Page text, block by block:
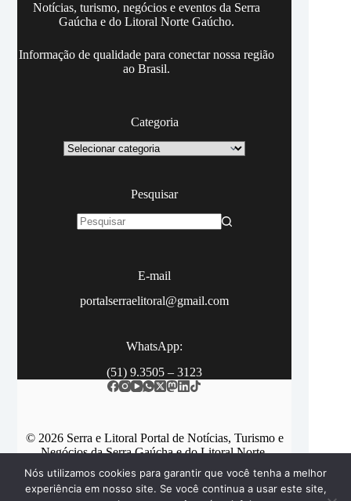
Notícias, turismo, negócios e eventos da Serra
Gaúcha e do Litoral Norte Gaúcho.
Informação de qualidade para conectar nossa região
ao Brasil.
Categoria
Categoria
Pesquisar
E-mail
portalserraelitoral@gmail.com
WhatsApp:
(51) 9.3505 – 3123
© 2026 Serra e Litoral Portal de Notícias, Turismo e
Negócios da Serra Gaúcha e do Litoral Norte.
Nós utilizamos cookies para garantir que você tenha a melhor
experiência em nosso site. Se você continua a usar este site,